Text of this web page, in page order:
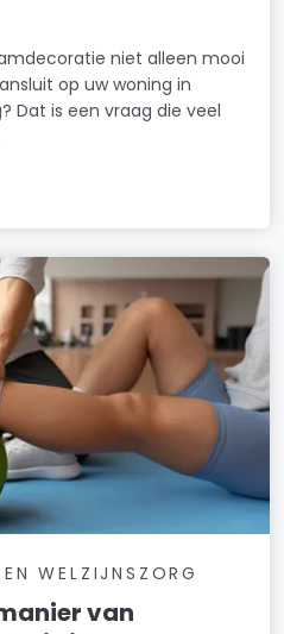
niet alleen mooi
op uw woning in
Dat is een vraag die veel
WELZIJNSZORG
van